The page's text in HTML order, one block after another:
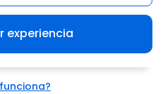
experiencia